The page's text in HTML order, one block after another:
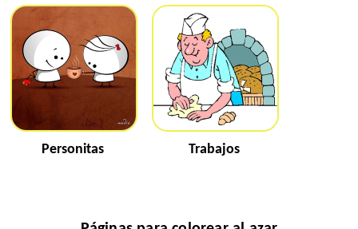
Personitas Trabajos